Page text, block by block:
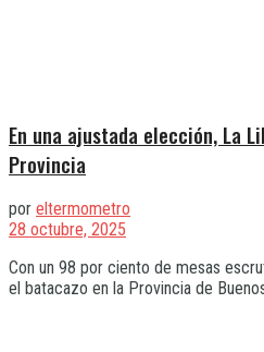
En una ajustada elección, La
Provincia
por eltermometro
28 octubre, 2025
Con un 98 por ciento de mesas
el batacazo en la Provincia de